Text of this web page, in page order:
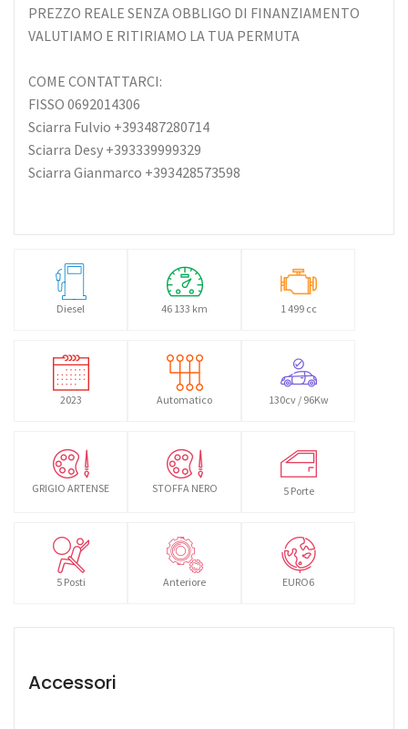
PREZZO REALE SENZA OBBLIGO DI FINANZIAMENTO
VALUTIAMO E RITIRIAMO LA TUA PERMUTA
COME CONTATTARCI:
FISSO 0692014306
Sciarra Fulvio +393487280714
Sciarra Desy +393339999329
Sciarra Gianmarco +393428573598
Diesel 46 133 km 1 499 cc
2023 Automatico 130cv / 96Kw
GRIGIO ARTENSE STOFFA NERO 5 Porte
5 Posti Anteriore EURO6
Accessori